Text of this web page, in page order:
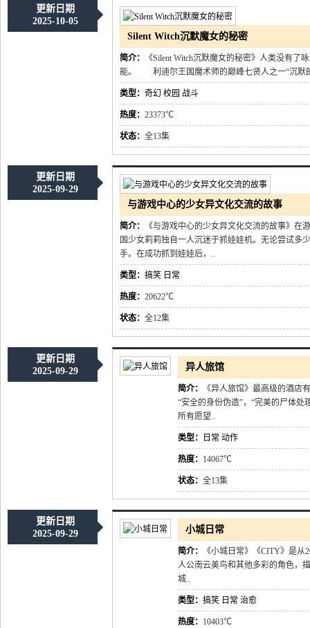
更新日期
2025-10-05
Silent Witch沉默魔女的秘密
简介：
《Silent Witch沉默魔女的秘密》人类没有
能。 利迪尔王国魔术师的巅峰七贤人之一“沉默
类型： 奇幻 校园 战斗
热度： 23373℃
状态： 全13集
更新日期
2025-09-29
与游戏中心的少女异文化交流的故事
简介：
《与游戏中心的少女异文化交流的故事》
国少女莉莉独自一人沉迷于抓娃娃机。无论尝试多
手。在成功抓到娃娃后，..
类型： 搞笑 日常
热度： 20622℃
状态： 全12集
更新日期
2025-09-29
异人旅馆
简介：
《异人旅馆》最高级的酒店
“安全的身份伪造”，“完美的尸体
所有愿望..
类型： 日常 动作
热度： 14067℃
状态： 全13集
更新日期
2025-09-29
小城日常
简介：
《小城日常》《CITY》是
人公南云美鸟和其他多彩的角色，
城..
类型： 搞笑 日常 治愈
热度： 10403℃